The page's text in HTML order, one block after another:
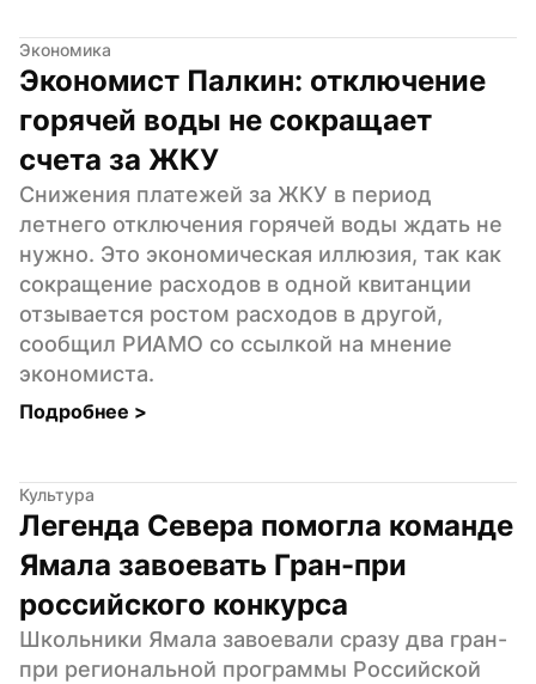
Экономика
Экономист Палкин: отключение
горячей воды не сокращает
счета за ЖКУ
Снижения платежей за ЖКУ в период
летнего отключения горячей воды ждать не
нужно. Это экономическая иллюзия, так как
сокращение расходов в одной квитанции
отзывается ростом расходов в другой,
сообщил РИАМО со ссылкой на мнение
экономиста.
Подробнее >
Культура
Легенда Севера помогла команде
Ямала завоевать Гран-при
российского конкурса
Школьники Ямала завоевали сразу два гран-
при региональной программы Российской